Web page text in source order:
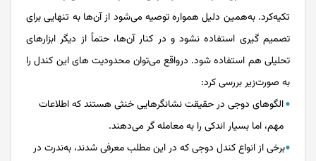
تکیه‌کرد. به‌همین ‌دلیل همواره توصیه‌ می‌شود از آن‌ها به‌ تنهایی برای
تصمیم‌ گیری استفاده نشود و در کنار آن‌ها، حتماً از دیگر ابزارهای
تحلیلی هم استفاده شود. درواقع می‌توان محدودیت‌ های این کندل را
به‌ صورت‌زیر بررسی کرد:
الگوهای دوجی در حقیقت نشانگرهایی خنثی هستند که اطلاعات
مهم، اما بسیار اندکی را به معامله گر می‌دهند.
برخی از انواع کندل دوجی که در این مطلب معرفی شدند، به‌ندرت در